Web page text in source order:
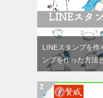
LINEスタンプを作
ンプを作った方法